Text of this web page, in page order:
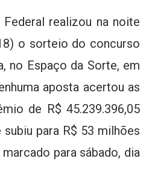
realizou na noite
o sorteio do concurso
no Espaço da Sorte, em
aposta acertou as
de R$ 45.239.396,05
para R$ 53 milhões
para sábado, dia